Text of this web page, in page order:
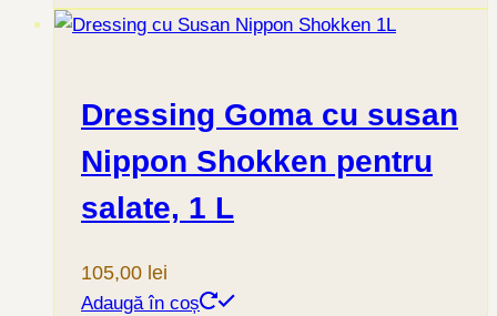
fost:
12,00 lei.
Dressing Goma cu susan
Nippon Shokken pentru
salate, 1 L
105,00 lei
Adaugă în coș